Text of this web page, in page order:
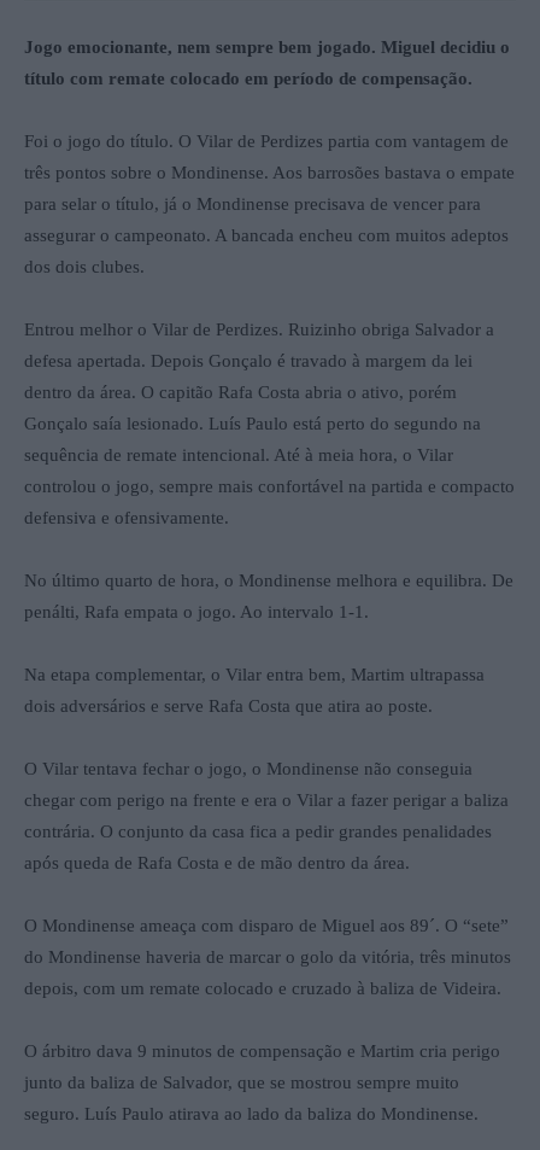
Jogo emocionante, nem sempre bem jogado. Miguel decidiu o
título com remate colocado em período de compensação.
Foi o jogo do título. O Vilar de Perdizes partia com vantagem de
três pontos sobre o Mondinense. Aos barrosões bastava o empate
para selar o título, já o Mondinense precisava de vencer para
assegurar o campeonato. A bancada encheu com muitos adeptos
dos dois clubes.
Entrou melhor o Vilar de Perdizes. Ruizinho obriga Salvador a
defesa apertada. Depois Gonçalo é travado à margem da lei
dentro da área. O capitão Rafa Costa abria o ativo, porém
Gonçalo saía lesionado. Luís Paulo está perto do segundo na
sequência de remate intencional. Até à meia hora, o Vilar
controlou o jogo, sempre mais confortável na partida e compacto
defensiva e ofensivamente.
No último quarto de hora, o Mondinense melhora e equilibra. De
penálti, Rafa empata o jogo. Ao intervalo 1-1.
Na etapa complementar, o Vilar entra bem, Martim ultrapassa
dois adversários e serve Rafa Costa que atira ao poste.
O Vilar tentava fechar o jogo, o Mondinense não conseguia
chegar com perigo na frente e era o Vilar a fazer perigar a baliza
contrária. O conjunto da casa fica a pedir grandes penalidades
após queda de Rafa Costa e de mão dentro da área.
O Mondinense ameaça com disparo de Miguel aos 89´. O “sete”
do Mondinense haveria de marcar o golo da vitória, três minutos
depois, com um remate colocado e cruzado à baliza de Videira.
O árbitro dava 9 minutos de compensação e Martim cria perigo
junto da baliza de Salvador, que se mostrou sempre muito
seguro. Luís Paulo atirava ao lado da baliza do Mondinense.